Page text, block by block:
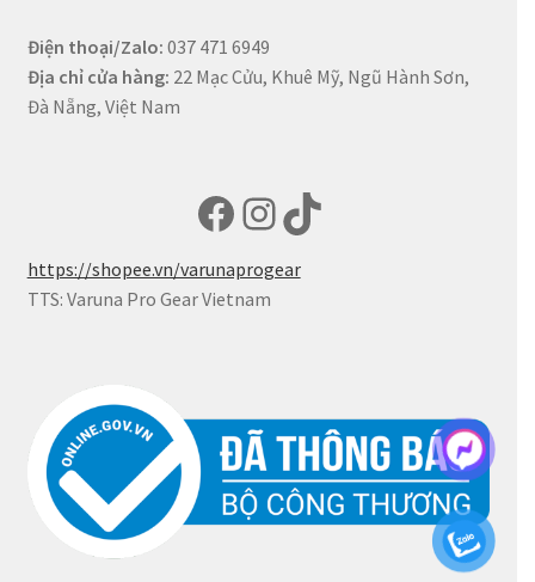
Điện thoại/Zalo: 037 471 6949
Địa chỉ cửa hàng: 22 Mạc Cửu, Khuê Mỹ, Ngũ Hành Sơn,
Đà Nẵng, Việt Nam
Facebook
Instagram
TikTok
https://shopee.vn/varunaprogear
TTS: Varuna Pro Gear Vietnam